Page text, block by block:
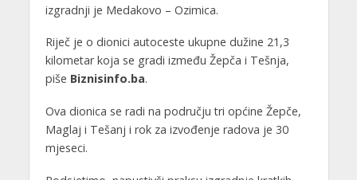
izgradnji je Medakovo – Ozimica.
Riječ je o dionici autoceste ukupne dužine 21,3
kilometar koja se gradi između Žepča i Tešnja,
piše Biznisinfo.ba.
Ova dionica se radi na području tri općine Žepče,
Maglaj i Tešanj i rok za izvođenje radova je 30
mjeseci.